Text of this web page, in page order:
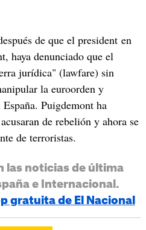
de que el president en
haya denunciado que el
jurídica" (lawfare) sin
la euroorden y
Puigdemont ha
de rebelión y ahora se
de terroristas.
las noticias de última
e Internacional.
gratuita de El Nacional